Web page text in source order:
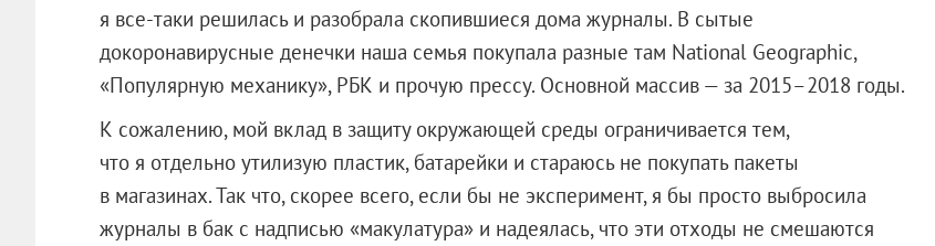
я все-таки решилась и разобрала скопившиеся дома журналы. В сытые
докоронавирусные денечки наша семья покупала разные там National Geographic,
«Популярную механику», РБК и прочую прессу. Основной массив — за 2015–2018 годы.
К сожалению, мой вклад в защиту окружающей среды ограничивается тем,
что я отдельно утилизую пластик, батарейки и стараюсь не покупать пакеты
в магазинах. Так что, скорее всего, если бы не эксперимент, я бы просто выбросила
журналы в бак с надписью «макулатура» и надеялась, что эти отходы не смешаются